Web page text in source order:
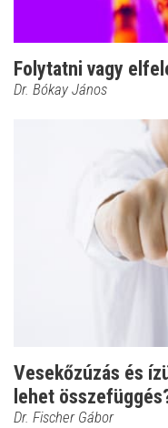
Folytatni vagy
Dr. Bókay János
Vesekőzúzás és
lehet
Dr. Fischer Gábor